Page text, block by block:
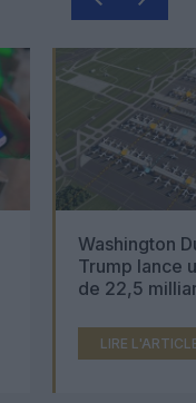
Washington
Trump lance
de 22,5
LIRE